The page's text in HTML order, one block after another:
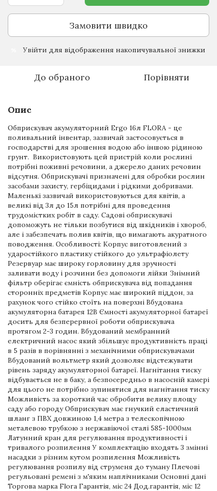
Замовити швидко
Увійти для відображення накопичувальної знижки
До обраного Порівняти
Опис
Обприскувач акумуляторний Ergo 16л FLORA - це
поливальний інвентар, зазвичай застосовується в
господарстві для зрошення водою або іншою рідиною
грунт. Використовують цей пристрій коли рослині
потрібні поживні речовини, а джерело даних речовин
відсутня. Обприскувачі призначені для обробки рослин
засобами захисту, гербіцидами і рідкими добривами.
Маленькі зазвичай використовуються для квітів, а
великі від 3л до 15л потрібні для проведення
трудомістких робіт в саду. Садові обприскувачі
допоможуть не тільки позбутися від шкідників і хвороб,
але і забезпечать полив квітів, що вимагають акуратного
поводження. Особливості: Корпус виготовлений з
ударостійкого пластику стійкого до ультрафіолету
Резервуар має широку горловину для зручності
заливати воду і розчини без допомоги лійки Знімний
фільтр оберігає ємність обприскувача від попадання
сторонніх предметів Корпус має широкий піддон, за
рахунок чого стійко стоїть на поверхні Вбудована
акумуляторна батарея 12В Ємності акумуляторної батареї
досить для безперервної роботи обприскувача
протягом 2-3 годин. Вбудований мембранний
електричний насос який збільшує продуктивність праці
в 5 разів в порівнянні з механічними обприскувачами
Вбудований вольтметр який дозволяє відстежувати
рівень заряду акумуляторної батареї. Нагнітання тиску
відбувається не в баку, а безпосередньо в насосній камері
для цього не потрібно зупинятися для нагнітання тиску
Можливість за короткий час обробити велику площу
саду або городу Обприскувач має гнучкий еластичний
шланг з ПВХ довжиною 1,4 метра з телескопічною
металевою трубкою з нержавіючої сталі 585-1000мм
Латунний кран для регулювання продуктивності і
тривалого розпилення У комплектацію входять 3 змінні
насадки з різним кутом розпилення Можливість
регулювання розпилу від струменя до туману Плечові
регульовані ремені з м'яким наплічниками Основні дані
Торгова марка Flora Гарантія, міс 24 Дод.гарантія, міс 12